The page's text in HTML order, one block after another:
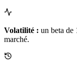
Volatilité : un beta de
marché.